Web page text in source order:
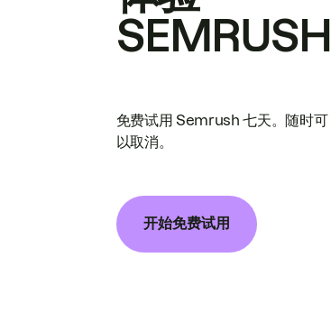
SEMRUSH
免费试用 Semrush 七天。随时可
以取消。
开始免费试用